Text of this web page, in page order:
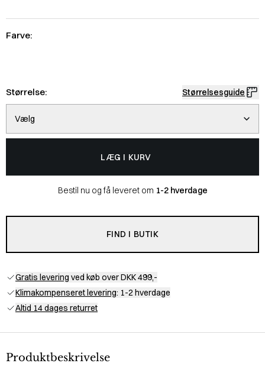
Farve:
Størrelse: Størrelsesguide
Vælg
LÆG I KURV
Bestil nu og få leveret om 1-2 hverdage
FIND I BUTIK
Gratis levering ved køb over DKK 499,-
Klimakompenseret levering: 1-2 hverdage
Altid 14 dages returret
Produktbeskrivelse